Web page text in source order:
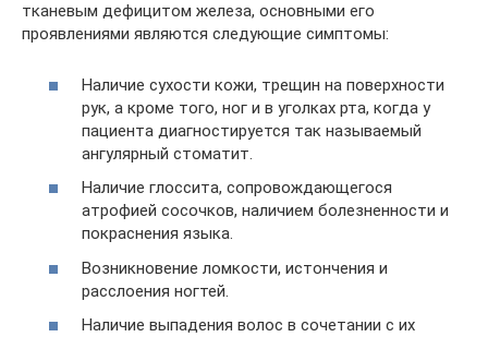
тканевым дефицитом железа, основными его
проявлениями являются следующие симптомы:
Наличие сухости кожи, трещин на поверхности
рук, а кроме того, ног и в уголках рта, когда у
пациента диагностируется так называемый
ангулярный стоматит.
Наличие глоссита, сопровождающегося
атрофией сосочков, наличием болезненности и
покраснения языка.
Возникновение ломкости, истончения и
расслоения ногтей.
Наличие выпадения волос в сочетании с их